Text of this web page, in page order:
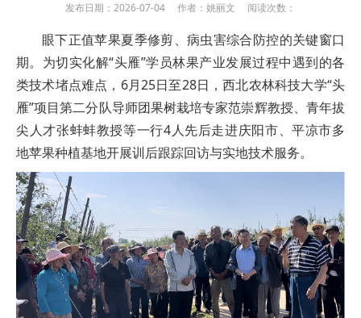
发布日期：2026-07-04 作者：姚丽文 阅读次数：
眼下正值苹果夏季修剪、病虫害综合防控的关键窗口
期。为切实化解“头雁”学员林果产业发展过程中遇到的各
类技术堵点难点，6月25日至28日，西北农林科技大学“头
雁”项目第二分队导师团果树栽培专家范崇辉教授、青年拔
尖人才张蚌蚌教授等一行4人先后走进庆阳市、平凉市多
地苹果种植基地开展训后跟踪回访与实地技术服务。